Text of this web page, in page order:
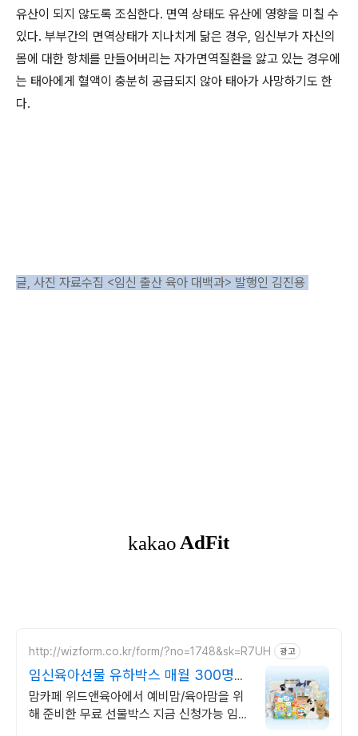
유산이 되지 않도록 조심한다. 면역 상태도 유산에 영향을 미칠 수
있다. 부부간의 면역상태가 지나치게 닮은 경우, 임신부가 자신의
몸에 대한 항체를 만들어버리는 자가면역질환을 앓고 있는 경우에
는 태아에게 혈액이 충분히 공급되지 않아 태아가 사망하기도 한
다.
글, 사진 자료수집 <임신 출산 육아 대백과> 발행인 김진용
http://wizform.co.kr/form/?no=1748&sk=R7UH 광고
임신육아선물 유하박스 매월 300명
추첨
맘카페 위드앤육아에서 예비맘/육아맘을 위
해 준비한 무료 선물박스 지금 신청가능 임산